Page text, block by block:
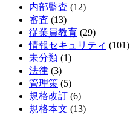
内部監査 (12)
審査 (13)
従業員教育 (29)
情報セキュリティ (101)
未分類 (1)
法律 (3)
管理策 (5)
規格改訂 (6)
規格本文 (13)